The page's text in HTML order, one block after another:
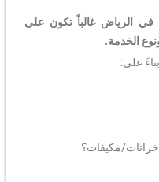
الرياض غالباً تكون على
الخدمة.
على:
مكيفات؟